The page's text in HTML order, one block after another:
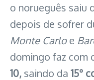
o norueguês saiu
depois de sofrer
Monte Carloe
domingo faz com
10, saindo da 15°